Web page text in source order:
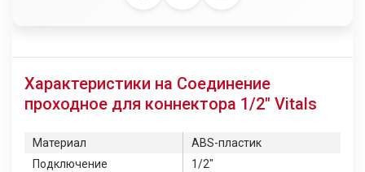
Характеристики на Соединение
проходное для коннектора 1/2" Vitals
Материал
ABS-пластик
Подключение
1/2"